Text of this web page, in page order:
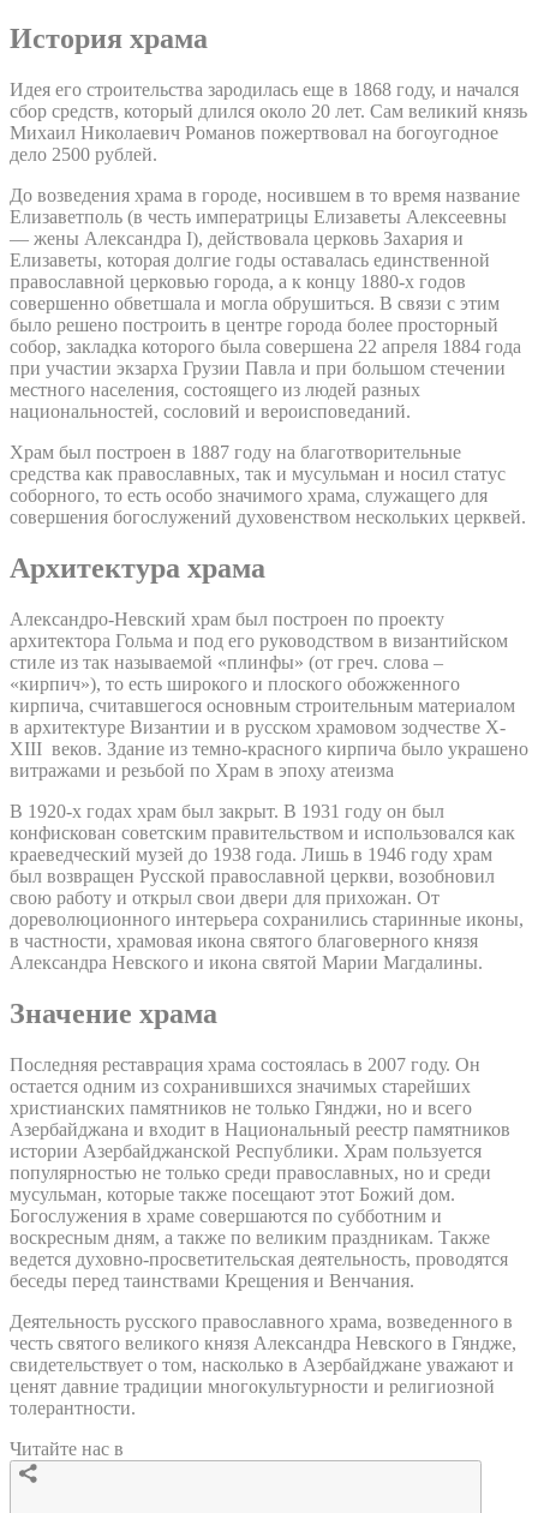
История храма
Идея его строительства зародилась еще в 1868 году, и начался
сбор средств, который длился около 20 лет. Сам великий князь
Михаил Николаевич Романов пожертвовал на богоугодное
дело 2500 рублей.
До возведения храма в городе, носившем в то время название
Елизаветполь (в честь императрицы Елизаветы Алексеевны
— жены Александра I), действовала церковь Захария и
Елизаветы, которая долгие годы оставалась единственной
православной церковью города, а к концу 1880-х годов
совершенно обветшала и могла обрушиться. В связи с этим
было решено построить в центре города более просторный
собор, закладка которого была совершена 22 апреля 1884 года
при участии экзарха Грузии Павла и при большом стечении
местного населения, состоящего из людей разных
национальностей, сословий и вероисповеданий.
Храм был построен в 1887 году на благотворительные
средства как православных, так и мусульман и носил статус
соборного, то есть особо значимого храма, служащего для
совершения богослужений духовенством нескольких церквей.
Архитектура храма
Александро-Невский храм был построен по проекту
архитектора Гольма и под его руководством в византийском
стиле из так называемой «плинфы» (от греч. слова –
«кирпич»), то есть широкого и плоского обожженного
кирпича, считавшегося основным строительным материалом
в архитектуре Византии и в русском храмовом зодчестве X-
XIII веков. Здание из темно-красного кирпича было украшено
витражами и резьбой по Храм в эпоху атеизма
В 1920-х годах храм был закрыт. В 1931 году он был
конфискован советским правительством и использовался как
краеведческий музей до 1938 года. Лишь в 1946 году храм
был возвращен Русской православной церкви, возобновил
свою работу и открыл свои двери для прихожан. От
дореволюционного интерьера сохранились старинные иконы,
в частности, храмовая икона святого благоверного князя
Александра Невского и икона святой Марии Магдалины.
Значение храма
Последняя реставрация храма состоялась в 2007 году. Он
остается одним из сохранившихся значимых старейших
христианских памятников не только Гянджи, но и всего
Азербайджана и входит в Национальный реестр памятников
истории Азербайджанской Республики. Храм пользуется
популярностью не только среди православных, но и среди
мусульман, которые также посещают этот Божий дом.
Богослужения в храме совершаются по субботним и
воскресным дням, а также по великим праздникам. Также
ведется духовно-просветительская деятельность, проводятся
беседы перед таинствами Крещения и Венчания.
Деятельность русского православного храма, возведенного в
честь святого великого князя Александра Невского в Гяндже,
свидетельствует о том, насколько в Азербайджане уважают и
ценят давние традиции многокультурности и религиозной
толерантности.
Читайте нас в